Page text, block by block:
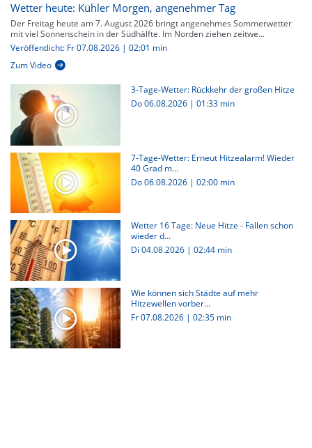
Wetter heute: Kühler Morgen, angenehmer Tag
Der Freitag heute am 7. August 2026 bringt angenehmes Sommerwetter
mit viel Sonnenschein in der Südhälfte. Im Norden ziehen zeitwe...
Veröffentlicht: Fr 07.08.2026 | 02:01 min
Zum Video
3-Tage-Wetter: Rückkehr der großen Hitze
Do 06.08.2026 | 01:33 min
7-Tage-Wetter: Erneut Hitzealarm! Wieder
40 Grad m...
Do 06.08.2026 | 02:00 min
Wetter 16 Tage: Neue Hitze - Fallen schon
wieder d...
Di 04.08.2026 | 02:44 min
Wie können sich Städte auf mehr
Hitzewellen vorber...
Fr 07.08.2026 | 02:35 min